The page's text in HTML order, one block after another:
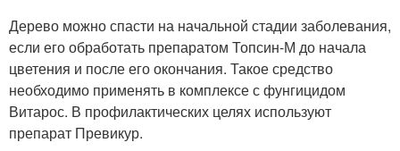
Дерево можно спасти на начальной стадии заболевания,
если его обработать препаратом Топсин-М до начала
цветения и после его окончания. Такое средство
необходимо применять в комплексе с фунгицидом
Витарос. В профилактических целях используют
препарат Превикур.